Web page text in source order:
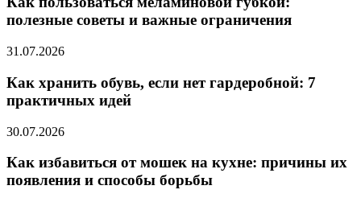
полезные советы и важные ограничения
31.07.2026
Как хранить обувь, если нет гардеробной: 7
практичных идей
30.07.2026
Как избавиться от мошек на кухне: причины их
появления и способы борьбы